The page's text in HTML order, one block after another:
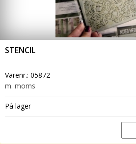
STENCIL
Varenr.: 05872
m. moms
På lager